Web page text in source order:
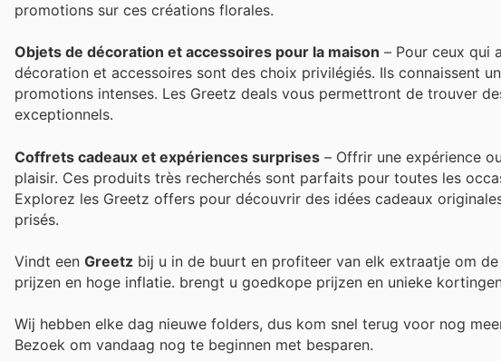
promotions sur ces créations florales.
Objets de décoration et accessoires pour la maison – Pour ceux qui
décoration et accessoires sont des choix privilégiés. Ils connaissent
promotions intenses. Les Greetz deals vous permettront de trouver
exceptionnels.
Coffrets cadeaux et expériences surprises – Offrir une expérience
plaisir. Ces produits très recherchés sont parfaits pour toutes les
Explorez les Greetz offers pour découvrir des idées cadeaux
prisés.
Vindt een Greetz bij u in de buurt en profiteer van elk extraatje om
prijzen en hoge inflatie. brengt u goedkope prijzen en unieke
Wij hebben elke dag nieuwe folders, dus kom snel terug voor nog
Bezoek om vandaag nog te beginnen met besparen.